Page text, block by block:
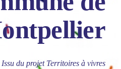
Issu du projet Territoires à vivres